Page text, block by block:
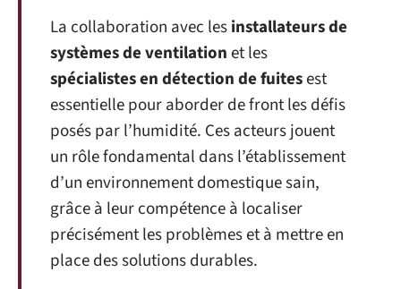
La collaboration avec lesinstallateurs de
systèmes de ventilationet les
spécialistes en détection de fuitesest
essentielle pour aborder de front les défis
posés par l’humidité. Ces acteurs jouent
un rôle fondamental dans l’établissement
d’un environnement domestique sain,
grâce à leur compétence à localiser
précisément les problèmes et à mettre en
place des solutions durables.